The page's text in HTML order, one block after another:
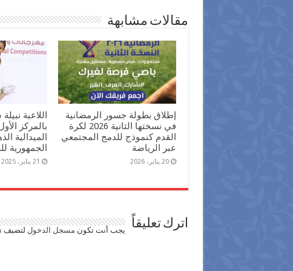
مقالات مشابهة
إطلاق بطولة جسور الرمضانية
في نسختها الثانية 2026 لكرة
القدم كنموذج للدمج المجتمعي
عبر الرياضة
20 يناير، 2026
اللاعبة
بالمركز
الميدالية
الجمهورية
21 يناير، 2025
اترك تعليقاً يجب أنت تكون مسجل الدخول لتضيف